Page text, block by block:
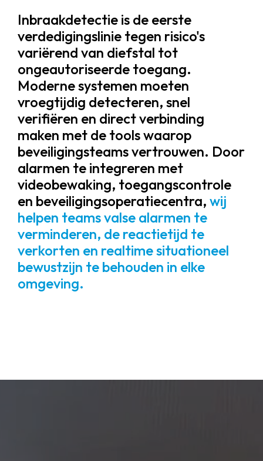
Inbraakdetectie is de eerste
verdedigingslinie tegen risico's
variërend van diefstal tot
ongeautoriseerde toegang.
Moderne systemen moeten
vroegtijdig detecteren, snel
verifiëren en direct verbinding
maken met de tools waarop
beveiligingsteams vertrouwen. Door
alarmen te integreren met
videobewaking, toegangscontrole
en beveiligingsoperatiecentra, wij
helpen teams valse alarmen te
verminderen, de reactietijd te
verkorten en realtime situationeel
bewustzijn te behouden in elke
omgeving.